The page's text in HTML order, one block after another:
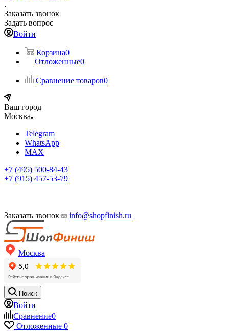
Заказать звонок
Задать вопрос
Войти
Корзина0
Отложенные0
Сравнение товаров0
Ваш город
Москва
Telegram
WhatsApp
MAX
+7 (495) 500-84-43
+7 (915) 457-53-79
Заказать звонок info@shopfinish.ru
Москва
Поиск
Войти
Сравнение0
Отложенные 0